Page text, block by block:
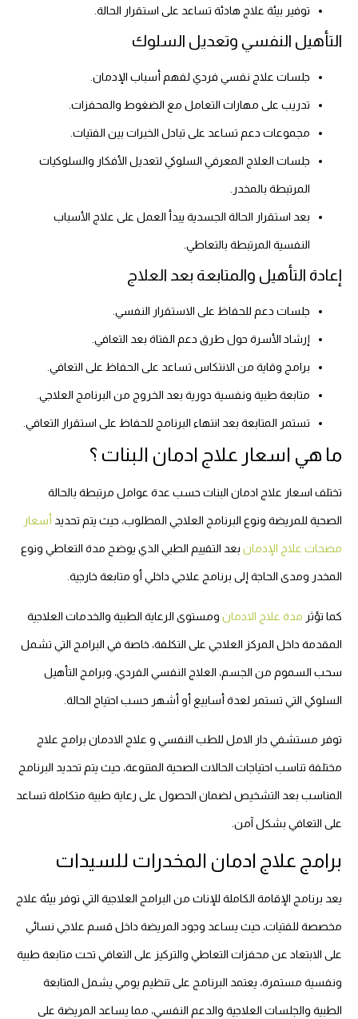
توفير بيئة علاج هادئة تساعد على استقرار الحالة.
التأهيل النفسي وتعديل السلوك
جلسات علاج نفسي فردي لفهم أسباب الإدمان.
تدريب على مهارات التعامل مع الضغوط والمحفزات.
مجموعات دعم تساعد على تبادل الخبرات بين الفتيات.
جلسات العلاج المعرفي السلوكي لتعديل الأفكار والسلوكيات
المرتبطة بالمخدر.
بعد استقرار الحالة الجسدية يبدأ العمل على علاج الأسباب
النفسية المرتبطة بالتعاطي.
إعادة التأهيل والمتابعة بعد العلاج
جلسات دعم للحفاظ على الاستقرار النفسي.
إرشاد الأسرة حول طرق دعم الفتاة بعد التعافي.
برامج وقاية من الانتكاس تساعد على الحفاظ على التعافي.
متابعة طبية ونفسية دورية بعد الخروج من البرنامج العلاجي.
تستمر المتابعة بعد انتهاء البرنامج للحفاظ على استقرار التعافي.
ما هي اسعار علاج ادمان البنات ؟
تختلف اسعار علاج ادمان البنات حسب عدة عوامل مرتبطة بالحالة
الصحية للمريضة ونوع البرنامج العلاجي المطلوب، حيث يتم تحديد أسعار
مصحات علاج الإدمان بعد التقييم الطبي الذي يوضح مدة التعاطي ونوع
المخدر ومدى الحاجة إلى برنامج علاجي داخلي أو متابعة خارجية.
كما تؤثر مدة علاج الادمان ومستوى الرعاية الطبية والخدمات العلاجية
المقدمة داخل المركز العلاجي على التكلفة، خاصة في البرامج التي تشمل
سحب السموم من الجسم، العلاج النفسي الفردي، وبرامج التأهيل
السلوكي التي تستمر لعدة أسابيع أو أشهر حسب احتياج الحالة.
توفر مستشفي دار الامل للطب النفسي و علاج الادمان برامج علاج
مختلفة تناسب احتياجات الحالات الصحية المتنوعة، حيث يتم تحديد البرنامج
المناسب بعد التشخيص لضمان الحصول على رعاية طبية متكاملة تساعد
على التعافي بشكل آمن.
برامج علاج ادمان المخدرات للسيدات
يعد برنامج الإقامة الكاملة للإناث من البرامج العلاجية التي توفر بيئة علاج
مخصصة للفتيات، حيث يساعد وجود المريضة داخل قسم علاجي نسائي
على الابتعاد عن محفزات التعاطي والتركيز على التعافي تحت متابعة طبية
ونفسية مستمرة، يعتمد البرنامج على تنظيم يومي يشمل المتابعة
الطبية والجلسات العلاجية والدعم النفسي، مما يساعد المريضة على